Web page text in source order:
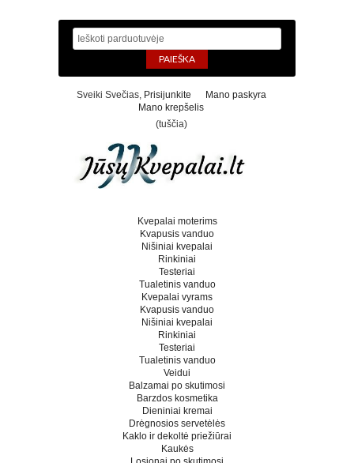
Sveiki Svečias, Prisijunkite
Mano paskyra
Mano krepšelis
(tuščia)
Kvepalai moterims
Kvapusis vanduo
Nišiniai kvepalai
Rinkiniai
Testeriai
Tualetinis vanduo
Kvepalai vyrams
Kvapusis vanduo
Nišiniai kvepalai
Rinkiniai
Testeriai
Tualetinis vanduo
Veidui
Balzamai po skutimosi
Barzdos kosmetika
Dieniniai kremai
Drėgnosios servetėlės
Kaklo ir dekoltė priežiūrai
Kaukės